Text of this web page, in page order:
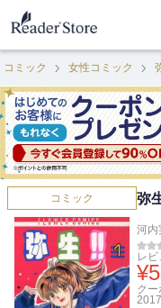
コミック 女性コミック
コミック 弥
河内
レビ
¥
クー